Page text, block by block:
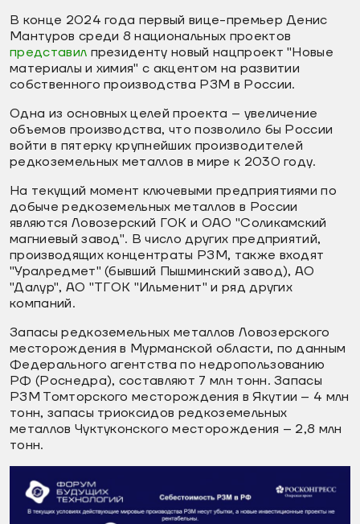
В конце 2024 года первый вице-премьер Денис
Мантуров среди 8 национальных проектов
представил президенту новый нацпроект "Новые
материалы и химия" с акцентом на развитии
собственного производства РЗМ в России.
Одна из основных целей проекта – увеличение
объемов производства, что позволило бы России
войти в пятерку крупнейших производителей
редкоземельных металлов в мире к 2030 году.
На текущий момент ключевыми предприятиями по
добыче редкоземельных металлов в России
являются Ловозерский ГОК и ОАО "Соликамский
магниевый завод". В число других предприятий,
производящих концентраты РЗМ, также входят
"Уралредмет" (бывший Пышминский завод), АО
"Далур", АО "ТГОК "Ильменит" и ряд других
компаний.
Запасы редкоземельных металлов Ловозерского
месторождения в Мурманской области, по данным
Федерального агентства по недропользованию
РФ (Роснедра), составляют 7 млн тонн. Запасы
РЗМ Томторского месторождения в Якутии – 4 млн
тонн, запасы триоксидов редкоземельных
металлов Чуктуконского месторождения – 2,8 млн
тонн.